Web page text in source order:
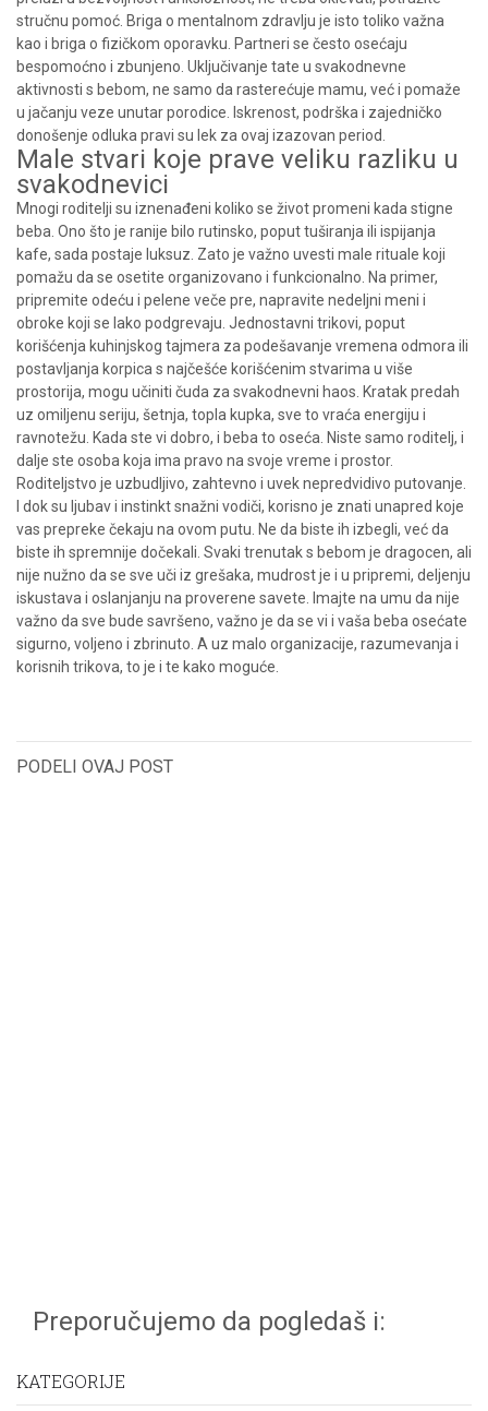
stručnu pomoć. Briga o mentalnom zdravlju je isto toliko važna
kao i briga o fizičkom oporavku. Partneri se često osećaju
bespomoćno i zbunjeno. Uključivanje tate u svakodnevne
aktivnosti s bebom, ne samo da rasterećuje mamu, već i pomaže
u jačanju veze unutar porodice. Iskrenost, podrška i zajedničko
donošenje odluka pravi su lek za ovaj izazovan period.
Male stvari koje prave veliku razliku u
svakodnevici
Mnogi roditelji su iznenađeni koliko se život promeni kada stigne
beba. Ono što je ranije bilo rutinsko, poput tuširanja ili ispijanja
kafe, sada postaje luksuz. Zato je važno uvesti male rituale koji
pomažu da se osetite organizovano i funkcionalno. Na primer,
pripremite odeću i pelene veče pre, napravite nedeljni meni i
obroke koji se lako podgrevaju. Jednostavni trikovi, poput
korišćenja kuhinjskog tajmera za podešavanje vremena odmora ili
postavljanja korpica s najčešće korišćenim stvarima u više
prostorija, mogu učiniti čuda za svakodnevni haos. Kratak predah
uz omiljenu seriju, šetnja, topla kupka, sve to vraća energiju i
ravnotežu. Kada ste vi dobro, i beba to oseća. Niste samo roditelj, i
dalje ste osoba koja ima pravo na svoje vreme i prostor.
Roditeljstvo je uzbudljivo, zahtevno i uvek nepredvidivo putovanje.
I dok su ljubav i instinkt snažni vodiči, korisno je znati unapred koje
vas prepreke čekaju na ovom putu. Ne da biste ih izbegli, već da
biste ih spremnije dočekali. Svaki trenutak s bebom je dragocen, ali
nije nužno da se sve uči iz grešaka, mudrost je i u pripremi, deljenju
iskustava i oslanjanju na proverene savete. Imajte na umu da nije
važno da sve bude savršeno, važno je da se vi i vaša beba osećate
sigurno, voljeno i zbrinuto. A uz malo organizacije, razumevanja i
korisnih trikova, to je i te kako moguće.
PODELI OVAJ POST
Preporučujemo da pogledaš i:
KATEGORIJE